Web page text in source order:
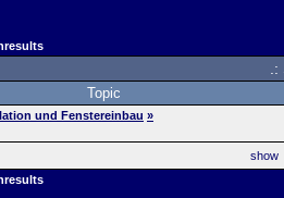
Topic
und Fenstereinbau »
show